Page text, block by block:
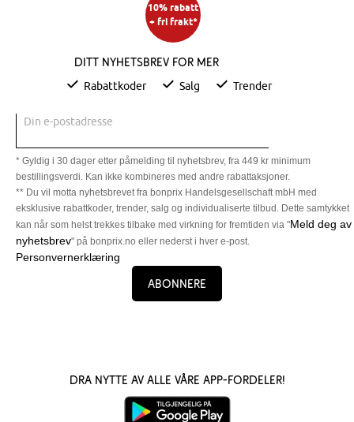
10% rabatt
+ fri frakt*
Ditt nyhetsbrev for mer
Rabattkoder Salg Trender
Din e-postadresse
* Gyldig i 30 dager etter påmelding til nyhetsbrev, fra 449 kr minimum
bestillingsverdi. Kan ikke kombineres med andre rabattaksjoner.
** Du vil motta nyhetsbrevet fra bonprix Handelsgesellschaft mbH med
eksklusive rabattkoder, trender, salg og individualiserte tilbud. Dette samtykket
kan når som helst trekkes tilbake med virkning for fremtiden via "Meld deg av
nyhetsbrev" på bonprix.no eller nederst i hver e-post.
Personvernerklæring
Abonnere
Dra nytte av alle våre app-fordeler!